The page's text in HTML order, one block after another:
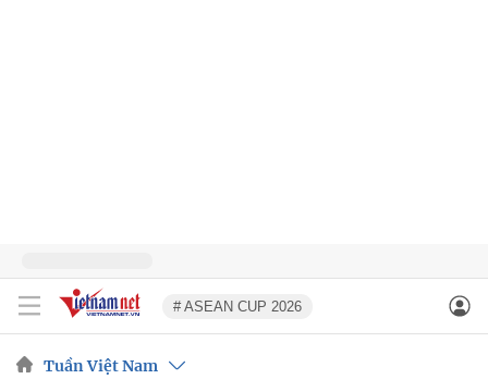
# ASEAN CUP 2026
Tuần Việt Nam